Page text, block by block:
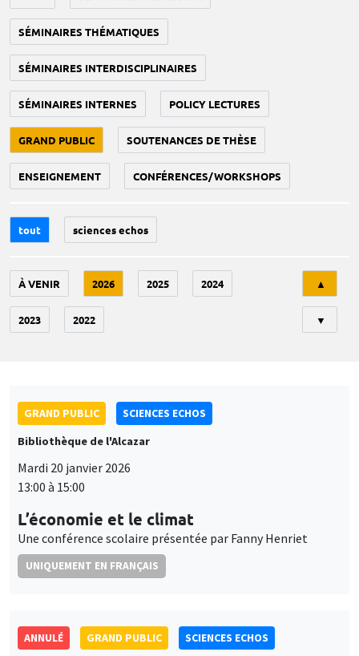
SÉMINAIRES THÉMATIQUES
SÉMINAIRES INTERDISCIPLINAIRES
SÉMINAIRES INTERNES POLICY LECTURES
GRAND PUBLIC SOUTENANCES DE THÈSE
ENSEIGNEMENT CONFÉRENCES/WORKSHOPS
tout sciences echos
À VENIR 2026 2025 2024
2023 2022
▲
▼
GRAND PUBLIC
SCIENCES ECHOS
Bibliothèque de l'Alcazar
Mardi 20 janvier 2026
13:00 à 15:00
L’économie et le climat
Une conférence scolaire présentée par Fanny Henriet
UNIQUEMENT EN FRANÇAIS
ANNULÉ GRAND PUBLIC
SCIENCES ECHOS